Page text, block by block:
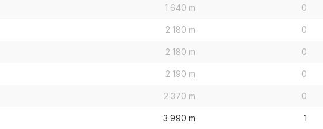
1 640 m 0
2 180 m 0
2 180 m 0
2 190 m 0
2 370 m 0
3 990 m 1